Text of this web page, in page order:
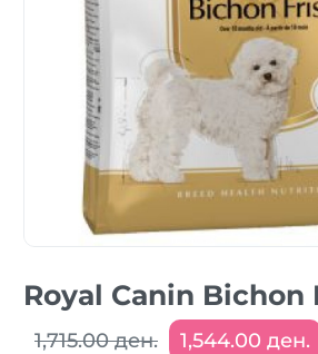
Royal Canin Bichon
1,715.00 ден.
1,544.00 ден.